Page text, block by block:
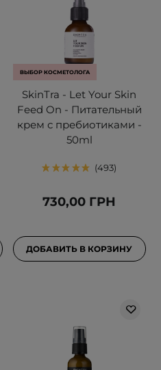
ВЫБОР КОСМЕТОЛОГА
SkinTra - Let Your Skin
Feed On - Питательный
крем с пребиотиками -
50ml
493
730,00 ГРН
ДОБАВИТЬ В КОРЗИНУ